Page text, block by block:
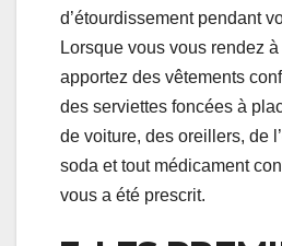
d’étourdissement pendant
Lorsque vous vous rendez
apportez des vêtements
des serviettes foncées à
de voiture, des oreillers, de
soda et tout médicament
vous a été prescrit.